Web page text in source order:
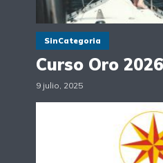
SinCategoria
Curso Oro
9 julio, 2025